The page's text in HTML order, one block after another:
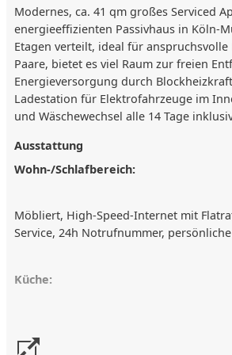
Modernes, ca. 41 qm großes Serviced
energieeffizienten Passivhaus in Köln-
Etagen verteilt, ideal für anspruchsvolle
Paare, bietet es viel Raum zur freien
Energieversorgung durch
Ladestation für Elektrofahrzeuge im
und Wäschewechsel alle 14 Tage
Ausstattung
Wohn-/Schlafbereich:
Möbliert, High-Speed-Internet mit
Service, 24h Notrufnummer,
Küche:
Geschirr, Gläser, Besteck,